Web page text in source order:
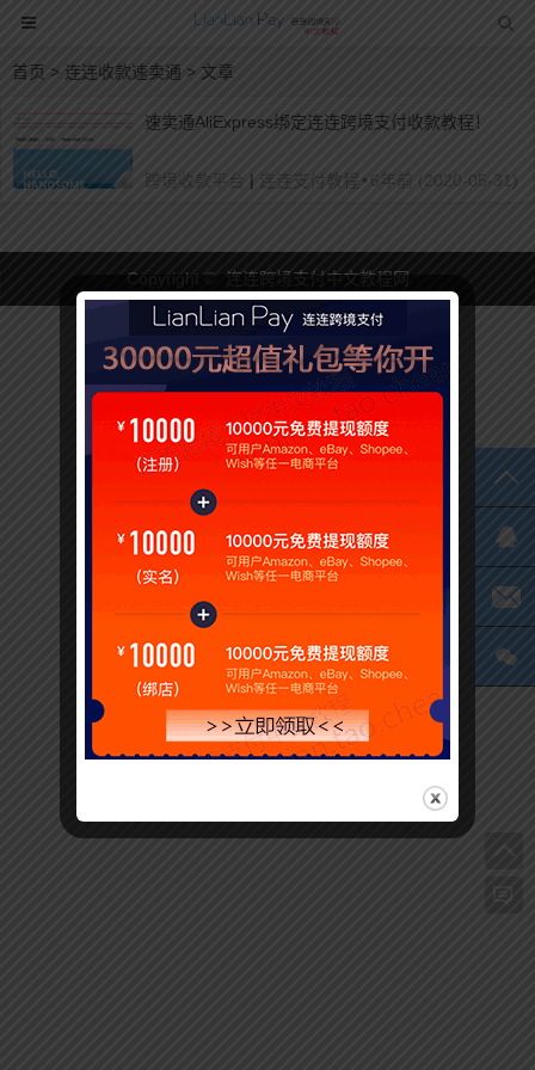
首页 > 连连收款速卖通 > 文章
速卖通AliExpress绑定连连跨境支付收款教程！
跨境收款平台 | 连连支付教程 • 6年前 (2020-05-31)
Copyright © 连连跨境支付中文教程网
电
微